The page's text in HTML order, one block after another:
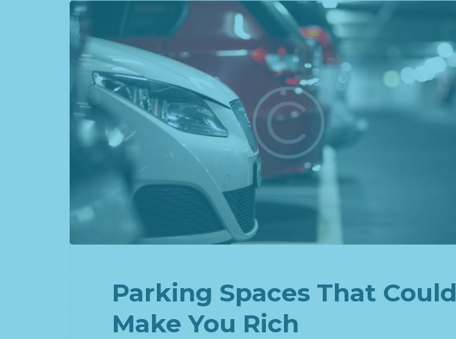
Privacy
Policy
Cookie
Policy
Regolamento
Termini e
Condizioni
Parking Spaces That Could
Make You Rich